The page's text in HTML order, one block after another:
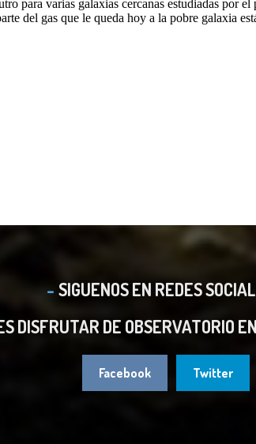
SIGUENOS EN REDES
DISFRUTAR DE OBSERVATORIO
Facebook Twitter